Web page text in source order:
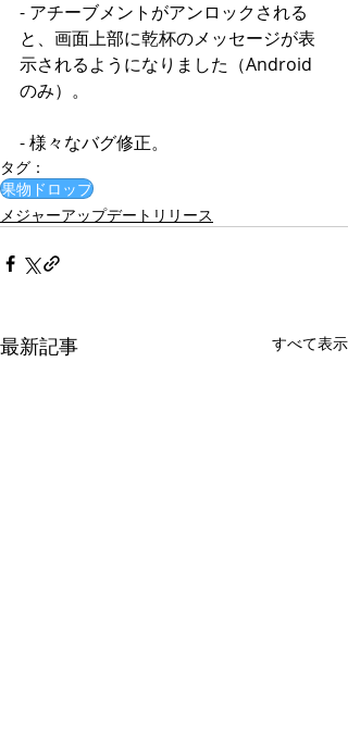
- アチーブメントがアンロックされる
と、画面上部に乾杯のメッセージが表
示されるようになりました（Android
のみ）。
- 様々なバグ修正。
タグ：
果物ドロップ
メジャーアップデートリリース
最新記事 すべて表示